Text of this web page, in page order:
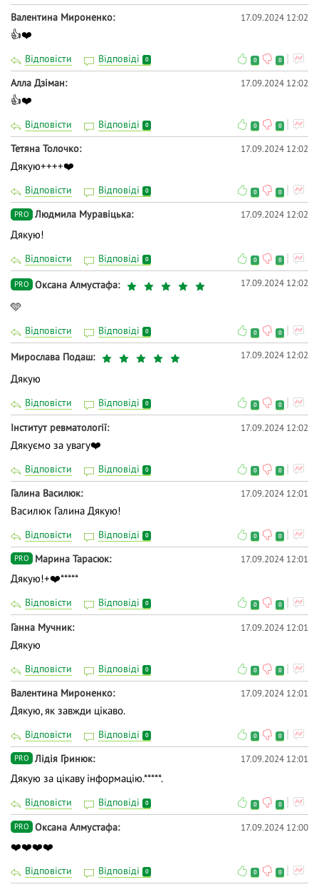
Валентина Мироненко 17.09.2024 12:02
👍❤️
Відповісти Відповіді 0 0 0
Алла Дзіман 17.09.2024 12:02
👍❤️
Відповісти Відповіді 0 0 0
Тетяна Толочко 17.09.2024 12:02
Дякую++++❤️
Відповісти Відповіді 0 0 0
PRO Людмила Муравіцька 17.09.2024 12:02
Дякую!
Відповісти Відповіді 0 0 0
PRO Оксана Алмустафа 17.09.2024 12:02
🩵
Відповісти Відповіді 0 0 0
Мирослава Подаш 17.09.2024 12:02
Дякую
Відповісти Відповіді 0 0 0
Інститут ревматології 17.09.2024 12:02
Дякуємо за увагу❤️
Відповісти Відповіді 0 0 0
Галина Василюк 17.09.2024 12:01
Василюк Галина Дякую!
Відповісти Відповіді 0 0 0
PRO Марина Тарасюк 17.09.2024 12:01
Дякую!+❤️*****
Відповісти Відповіді 0 0 0
Ганна Мучник 17.09.2024 12:01
Дякую
Відповісти Відповіді 0 0 0
Валентина Мироненко 17.09.2024 12:01
Дякую, як завжди цікаво.
Відповісти Відповіді 0 0 0
PRO Лідія Гринюк 17.09.2024 12:01
Дякую за цікаву інформацію.*****.
Відповісти Відповіді 0 0 0
PRO Оксана Алмустафа 17.09.2024 12:00
❤️❤️❤️❤️
Відповісти Відповіді 0 0 0